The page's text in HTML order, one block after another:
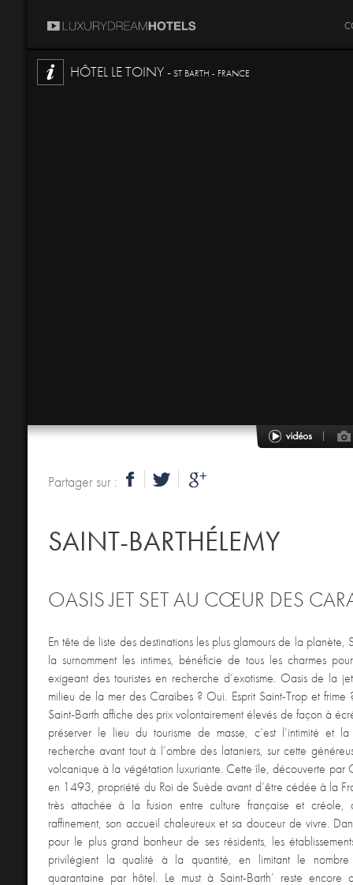
HÔTEL LE TOINY -ST BARTH - FRANCE
Partager sur :
SAINT-BARTHÉLEMY
OASIS JET SET AU CŒUR DES
En tête de liste des destinations les plus glamours de la planète,
la surnomment les intimes, bénéficie de tous les charmes
exigeant des touristes en recherche d’exotisme. Oasis de la
milieu de la mer des Caraïbes ? Oui. Esprit Saint-Trop et frime
Saint-Barth affiche des prix volontairement élevés de façon à
préserver le lieu du tourisme de masse, c’est l’intimité et
recherche avant tout à l’ombre des lataniers, sur cette
volcanique à la végétation luxuriante. Cette île, découverte par
en 1493, propriété du Roi de Suède avant d’être cédée à la
très attachée à la fusion entre culture française et créole,
raffinement, son accueil chaleureux et sa douceur de vivre.
pour le plus grand bonheur de ses résidents, les
privilégient la qualité à la quantité, en limitant le
quarantaine par hôtel. Le must à Saint-Barth’ reste